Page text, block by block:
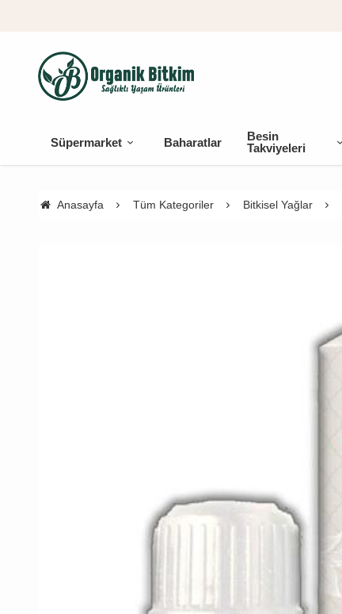
Süpermarket Baharatlar
Besin
Takviyeleri
Anasayfa Tüm Kategoriler Bitkisel Yağlar